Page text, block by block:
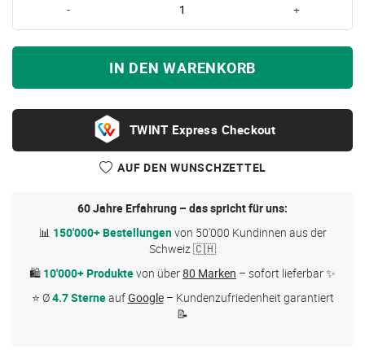
- +
IN DEN WARENKORB
Express Checkout
AUF DEN WUNSCHZETTEL
60 Jahre Erfahrung – das spricht für uns:
📊 150'000+ Bestellungenvon 50'000 Kundinnen aus der
Schweiz 🇨🇭
🛍 10'000+ Produktevon über80 Marken – sofort lieferbar ✨
⭐ Ø4.7 SterneaufGoogle– Kundenzufriedenheit garantiert
📝